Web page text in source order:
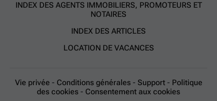
INDEX DES AGENTS IMMOBILIERS, PROMOTEURS ET
NOTAIRES
INDEX DES ARTICLES
LOCATION DE VACANCES
Vie privée - Conditions générales - Support - Politique
des cookies - Consentement aux cookies